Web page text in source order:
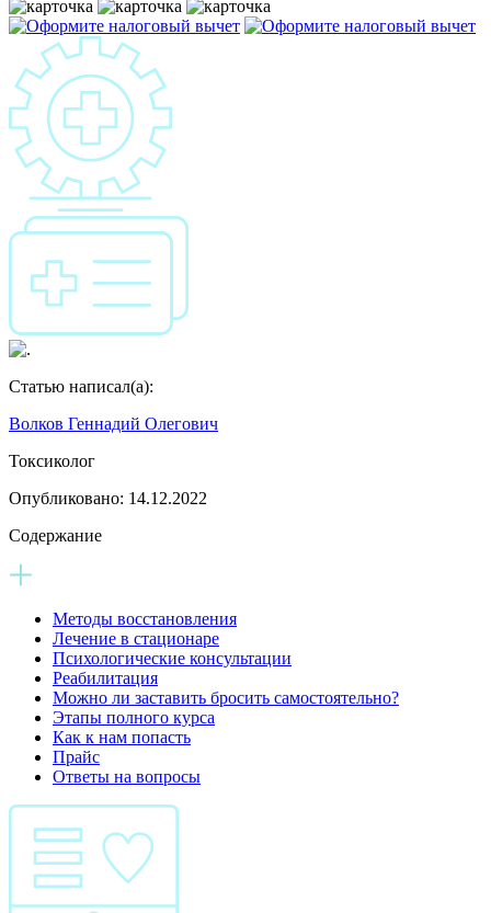
Статью написал(а):
Волков Геннадий Олегович
Токсиколог
Опубликовано: 14.12.2022
Содержание
Методы восстановления
Лечение в стационаре
Психологические консультации
Реабилитация
Можно ли заставить бросить самостоятельно?
Этапы полного курса
Как к нам попасть
Прайс
Ответы на вопросы